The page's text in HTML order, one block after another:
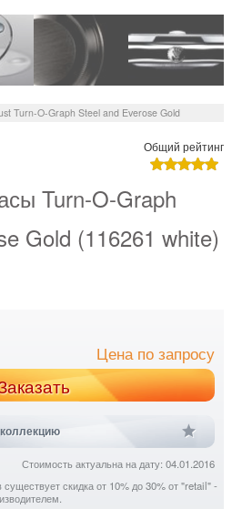
Turn-O-Graph Steel and Everose Gold
Общий рейтинг
Turn-O-Graph
Gold (116261 white)
Цена по запросу
Стоимость актуальна на дату: 04.01.2016
скидка от 10% до 30% от "retail" -